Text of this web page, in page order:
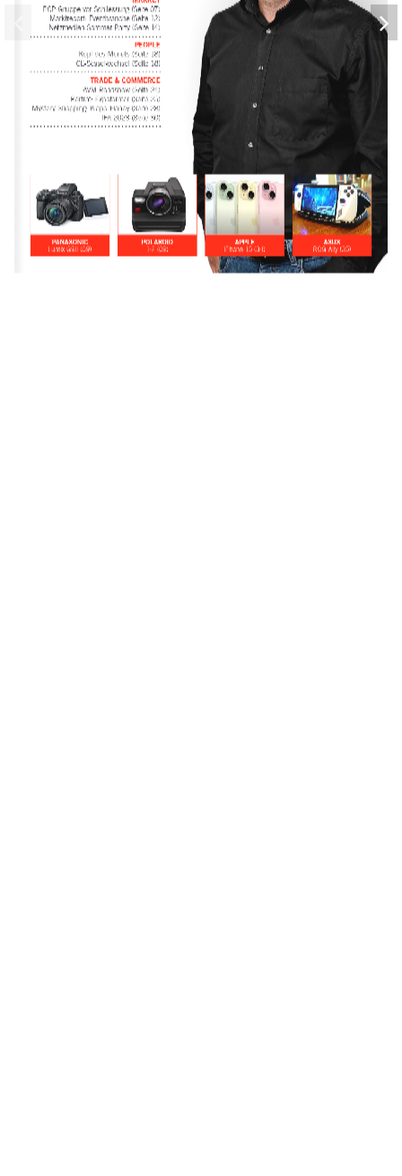
PCP-Gruppe vor Schliessung (Seite 07)
Marktreport: Eventbranche (Seite 12)
Netzmedien Sommer Party (Seite 14)
PEOPLE
Kopf des Monats (Seite 18)
CE-Sesselwechsel (Seite 18)
TRADE & COMMERCE
AVM Roadshow (Seite 24)
Porträt: Expoformer (Seite 25)
Mystery-Shopping: Klapp-Handy (Seite 28)
IFA 2023 (Seite 30)
PANASONIC
Lumix G9II (09)
POLAROID
1-2 (09)
APPLE
iPhone 15 (34)
ASUS
ROG Ally (35)